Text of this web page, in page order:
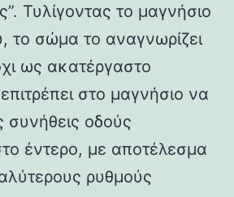
Τυλίγοντας το μαγνήσιο
το σώμα το αναγνωρίζει
ως ακατέργαστο
στο μαγνήσιο να
συνήθεις οδούς
έντερο, με αποτέλεσμα
ρυθμούς